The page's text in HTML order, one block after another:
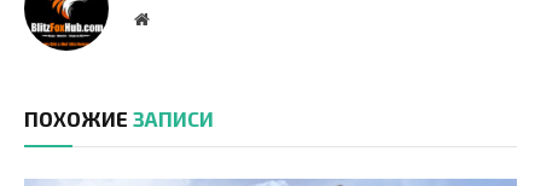
Website
ПОХОЖИЕ ЗАПИСИ